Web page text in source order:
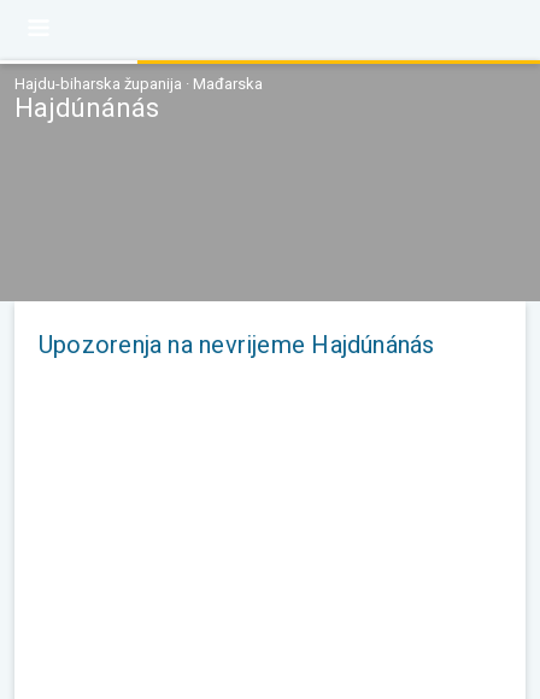
Hajdu-biharska županija · Mađarska
Hajdúnánás
Upozorenja na nevrijeme Hajdúnánás